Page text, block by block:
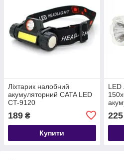
Ліхтарик налобний
акумуляторний CATA LED
CT-9120
189 ₴
Купити
LED
225